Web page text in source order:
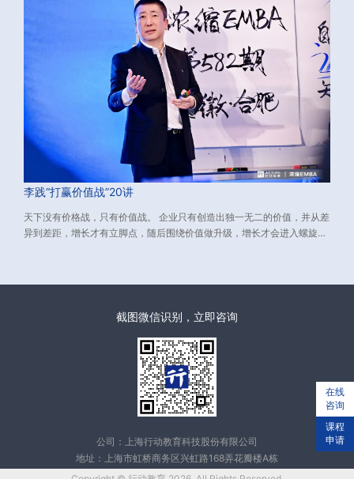
方法论，希望对您有所启发。
李践“打赢价值战”20讲
天下没有价格战，只有价值战。 企业只有创造出独一无二的价值，并从差
异到差距，增长才有立脚点，随后围绕价值做升级，增长才会进入螺旋上
截图微信识别，立即咨询
公司：上海行动教育科技股份有限公司
地址：上海市虹桥商务区兴虹路168弄花瓣楼A栋
在线
咨询
课程
申请